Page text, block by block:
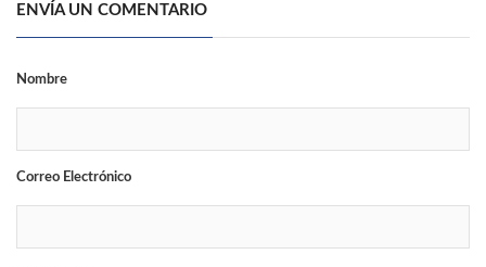
ENVÍA UN COMENTARIO
Nombre
Correo Electrónico